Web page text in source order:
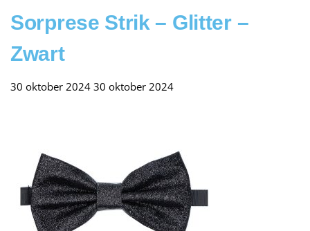
Sorprese Strik – Glitter –
Zwart
30 oktober 2024 30 oktober 2024